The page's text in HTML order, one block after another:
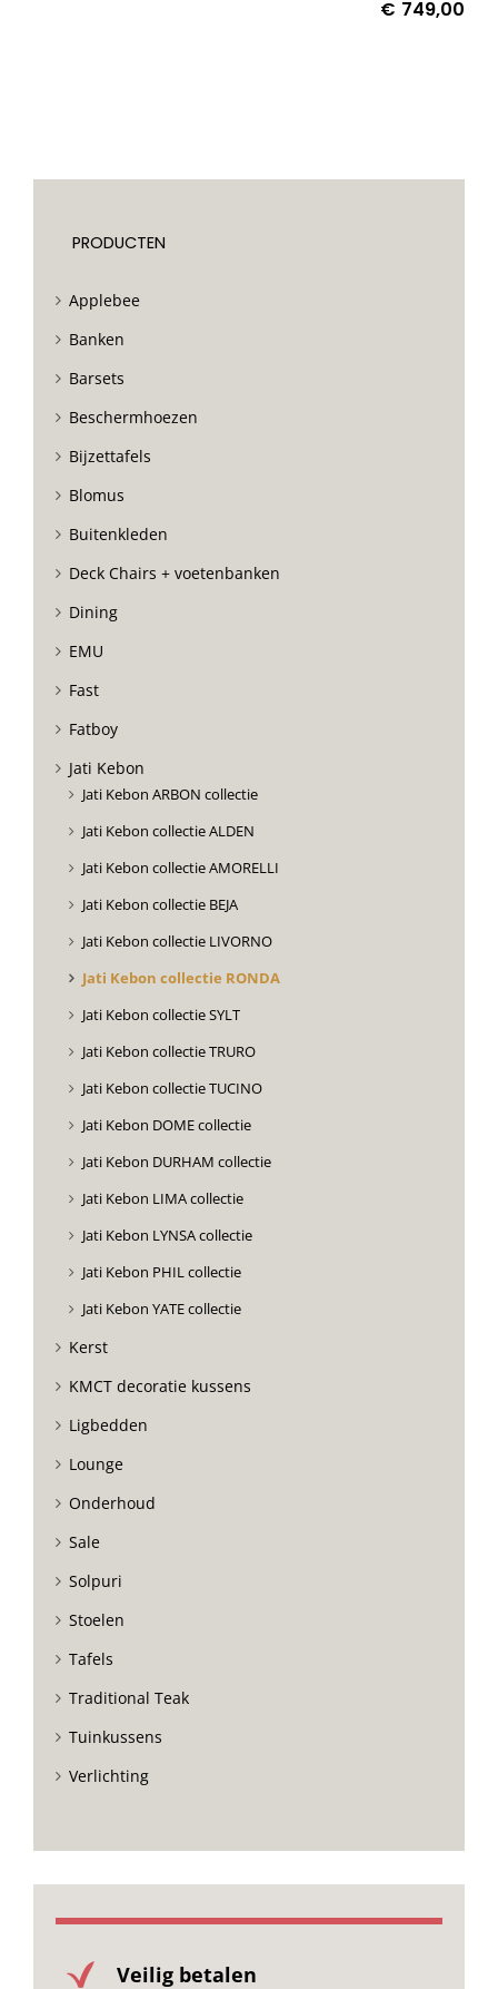
€ 749,00
PRODUCTEN
Applebee
Banken
Barsets
Beschermhoezen
Bijzettafels
Blomus
Buitenkleden
Deck Chairs + voetenbanken
Dining
EMU
Fast
Fatboy
Jati Kebon
Jati Kebon ARBON collectie
Jati Kebon collectie ALDEN
Jati Kebon collectie AMORELLI
Jati Kebon collectie BEJA
Jati Kebon collectie LIVORNO
Jati Kebon collectie RONDA
Jati Kebon collectie SYLT
Jati Kebon collectie TRURO
Jati Kebon collectie TUCINO
Jati Kebon DOME collectie
Jati Kebon DURHAM collectie
Jati Kebon LIMA collectie
Jati Kebon LYNSA collectie
Jati Kebon PHIL collectie
Jati Kebon YATE collectie
Kerst
KMCT decoratie kussens
Ligbedden
Lounge
Onderhoud
Sale
Solpuri
Stoelen
Tafels
Traditional Teak
Tuinkussens
Verlichting
Veilig betalen